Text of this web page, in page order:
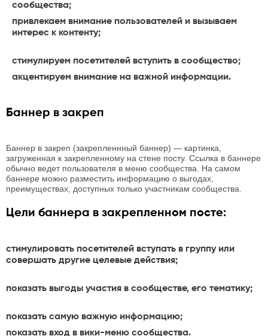
сообщества;
привлекаем внимание пользователей и вызываем
интерес к контенту;
стимулируем посетителей вступить в сообщество;
акцентируем внимание на важной информации.
Баннер в закреп
Баннер в закреп (закрепленнный баннер) — картинка,
загруженная к закрепленному на стене посту. Ссылка в баннере
обычно ведет пользователя в меню сообщества. На самом
баннере можно разместить информацию о выгодах,
преимуществах, доступных только участникам сообщества.
Цели баннера в закрепленном посте:
стимулировать посетителей вступать в группу или
совершать другие целевые действия;
показать выгоды участия в сообществе, его тематику;
показать самую важную информацию;
показать вход в вики-меню сообщества.